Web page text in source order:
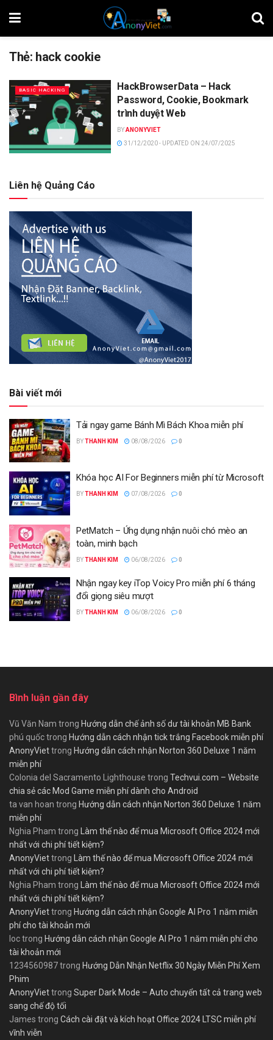
Thẻ: hack cookie
BASIC HACKING
HackBrowserData – Hack
Password, Cookie, Bookmark
trình duyệt Web
BYANONYVIET
31/12/2020 - UPDATED ON 24/07/2025
Liên hệ Quảng Cáo
Bài viết mới
Tải ngay game Bánh Mì Bách Khoa miễn phí
BYTHANH KIM 08/08/2026 0
Khóa học AI For Beginners miễn phí từ Microsoft
BYTHANH KIM 07/08/2026 0
PetMatch – Ứng dụng nhận nuôi chó mèo an
toàn, minh bạch
BYTHANH KIM 06/08/2026 0
Nhận ngay key iTop Voicy Pro miễn phí 6 tháng
đổi giọng siêu mượt
BYTHANH KIM 06/08/2026 0
Bình luận gần đây
Vũ Văn Nam trong Hướng dẫn chế ảnh số dư tài khoản MB Bank
phú quốctrong Hướng dẫn cách nhận tick trắng Facebook miễn phí
AnonyViettrong Hướng dẫn cách nhận Norton 360 Deluxe 1 năm
miễn phí
Colonia del Sacramento Lighthouse trong Techvui.com – Website
chia sẻ các Mod Game miễn phí dành cho Android
ta van hoan trong Hướng dẫn cách nhận Norton 360 Deluxe 1 năm
miễn phí
Nghia Pham trong Làm thế nào để mua Microsoft Office 2024 mới
nhất với chi phí tiết kiệm?
AnonyViettrong Làm thế nào để mua Microsoft Office 2024 mới
nhất với chi phí tiết kiệm?
Nghia Pham trong Làm thế nào để mua Microsoft Office 2024 mới
nhất với chi phí tiết kiệm?
AnonyViettrong Hướng dẫn cách nhận Google AI Pro 1 năm miễn
phí cho tài khoản mới
loctrong Hướng dẫn cách nhận Google AI Pro 1 năm miễn phí cho
tài khoản mới
1234560987trong Hướng Dẫn Nhận Netflix 30 Ngày Miễn Phí Xem
Phim
AnonyViettrong Super Dark Mode – Auto chuyển tất cả trang web
sang chế độ tối
James trong Cách cài đặt và kích hoạt Office 2024 LTSC miễn phí
vĩnh viễn